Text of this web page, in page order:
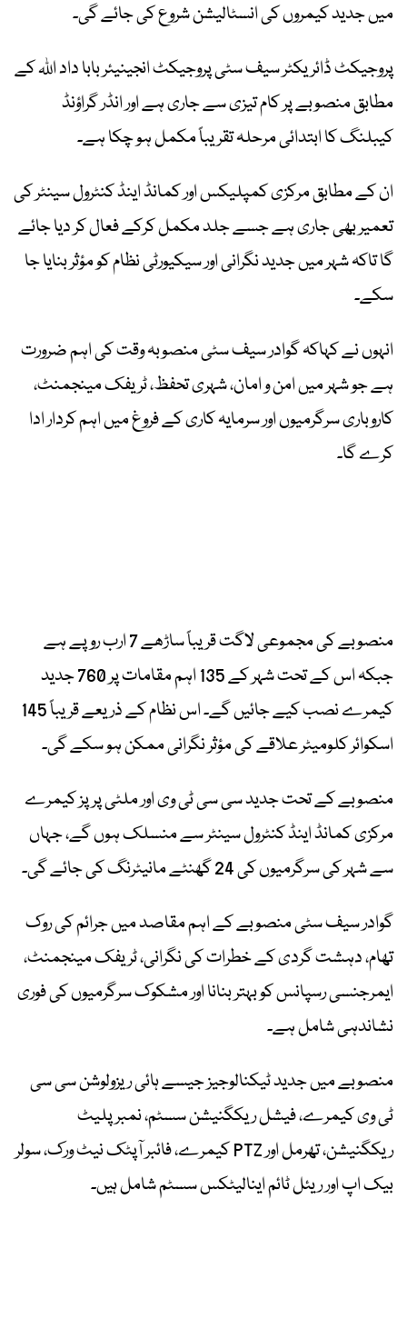
میں جدید کیمروں کی انسٹالیشن شروع کی جائے گی۔
پروجیکٹ ڈائریکٹر سیف سٹی پروجیکٹ انجینیئر بابا داد اللہ کے
مطابق منصوبے پر کام تیزی سے جاری ہے اور انڈر گراؤنڈ
کیبلنگ کا ابتدائی مرحلہ تقریباً مکمل ہو چکا ہے۔
ان کے مطابق مرکزی کمپلیکس اور کمانڈ اینڈ کنٹرول سینٹر کی
تعمیر بھی جاری ہے جسے جلد مکمل کرکے فعال کر دیا جائے
گا تاکہ شہر میں جدید نگرانی اور سیکیورٹی نظام کو مؤثر بنایا جا
سکے۔
انہوں نے کہاکہ گوادر سیف سٹی منصوبہ وقت کی اہم ضرورت
ہے جو شہر میں امن و امان، شہری تحفظ، ٹریفک مینجمنٹ،
کاروباری سرگرمیوں اور سرمایہ کاری کے فروغ میں اہم کردار ادا
کرے گا۔
منصوبے کی مجموعی لاگت قریباً ساڑھے 7 ارب روپے ہے
جبکہ اس کے تحت شہر کے 135 اہم مقامات پر 760 جدید
کیمرے نصب کیے جائیں گے۔ اس نظام کے ذریعے قریباً 145
اسکوائر کلومیٹر علاقے کی مؤثر نگرانی ممکن ہو سکے گی۔
منصوبے کے تحت جدید سی سی ٹی وی اور ملٹی پرپز کیمرے
مرکزی کمانڈ اینڈ کنٹرول سینٹر سے منسلک ہوں گے، جہاں
سے شہر کی سرگرمیوں کی 24 گھنٹے مانیٹرنگ کی جائے گی۔
گوادر سیف سٹی منصوبے کے اہم مقاصد میں جرائم کی روک
تھام، دہشت گردی کے خطرات کی نگرانی، ٹریفک مینجمنٹ،
ایمرجنسی رسپانس کو بہتر بنانا اور مشکوک سرگرمیوں کی فوری
نشاندہی شامل ہے۔
منصوبے میں جدید ٹیکنالوجیز جیسے ہائی ریزولوشن سی سی
ٹی وی کیمرے، فیشل ریکگنیشن سسٹم، نمبر پلیٹ
ریکگنیشن، تھرمل اور PTZ کیمرے، فائبر آپٹک نیٹ ورک، سولر
بیک اپ اور ریئل ٹائم اینالیٹکس سسٹم شامل ہیں۔